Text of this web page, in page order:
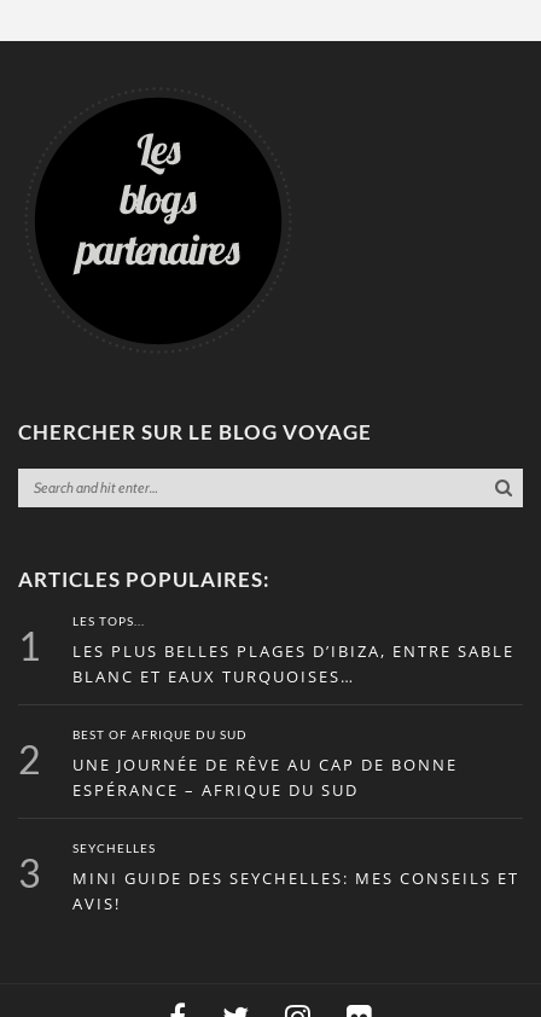
CHERCHER SUR LE BLOG VOYAGE
ARTICLES POPULAIRES:
1
LES TOPS...
LES PLUS BELLES PLAGES D’IBIZA, ENTRE SABLE
BLANC ET EAUX TURQUOISES…
2
BEST OF AFRIQUE DU SUD
UNE JOURNÉE DE RÊVE AU CAP DE BONNE
ESPÉRANCE – AFRIQUE DU SUD
3
SEYCHELLES
MINI GUIDE DES SEYCHELLES: MES CONSEILS ET
AVIS!